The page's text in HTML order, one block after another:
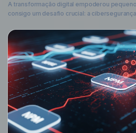
A transformação digital empoderou
consigo um desafio crucial: a